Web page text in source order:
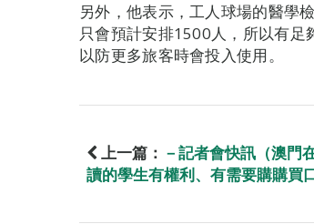
另外，他表示，工人球場的醫學
只會預計安排1500人，所以有足
以防更多旅客時會投入使用。
上一篇： －記者會快訊（澳門
讀的學生有權利、有需要購購買